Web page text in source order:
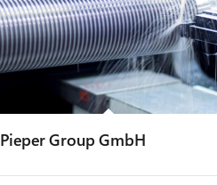
Pieper Group GmbH